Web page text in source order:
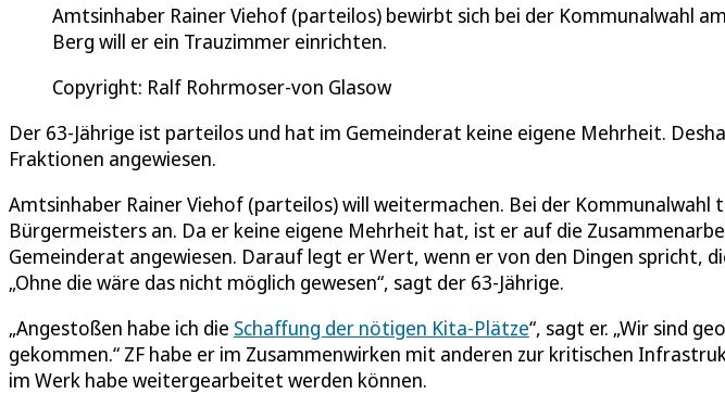
Amtsinhaber Rainer Viehof (parteilos) bewirbt sich bei der Kommunalwahl
Berg will er ein Trauzimmer einrichten.
Copyright: Ralf Rohrmoser-von Glasow
Der 63-Jährige ist parteilos und hat im Gemeinderat keine eigene Mehrheit.
Fraktionen angewiesen.
Amtsinhaber Rainer Viehof (parteilos) will weitermachen. Bei der
Bürgermeisters an. Da er keine eigene Mehrheit hat, ist er auf die
Gemeinderat angewiesen. Darauf legt er Wert, wenn er von den Dingen spricht,
„Ohne die wäre das nicht möglich gewesen“, sagt der 63-Jährige.
„Angestoßen habe ich die Schaffung der nötigen Kita-Plätze“, sagt er. „Wir sind
gekommen.“ ZF habe er im Zusammenwirken mit anderen zur kritischen
im Werk habe weitergearbeitet werden können.